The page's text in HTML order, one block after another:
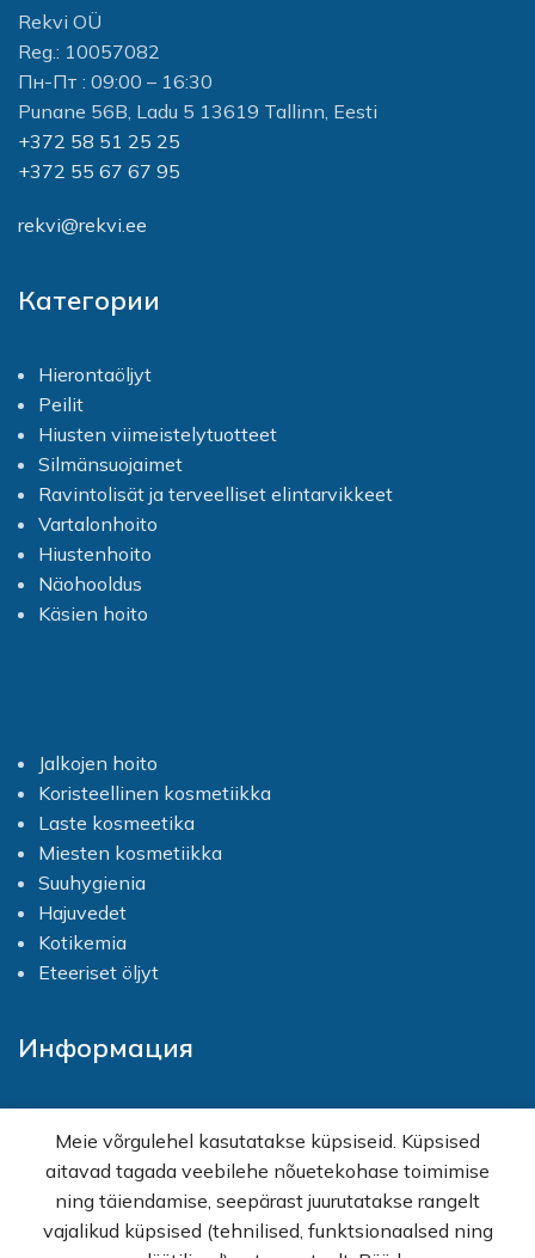
Rekvi OÜ
Reg.: 10057082
Пн-Пт : 09:00 – 16:30
Punane 56B, Ladu 5 13619 Tallinn, Eesti
+372 58 51 25 25
+372 55 67 67 95
rekvi@rekvi.ee
Категории
Hierontaöljyt
Peilit
Hiusten viimeistelytuotteet
Silmänsuojaimet
Ravintolisät ja terveelliset elintarvikkeet
Vartalonhoito
Hiustenhoito
Näohooldus
Käsien hoito
Jalkojen hoito
Koristeellinen kosmetiikka
Laste kosmeetika
Miesten kosmetiikka
Suuhygienia
Hajuvedet
Kotikemia
Eteeriset öljyt
Информация
Shop
Kampanjat
Tukku
Apua ostoksia varten
Meie võrgulehel kasutatakse küpsiseid. Küpsised
aitavad tagada veebilehe nõuetekohase toimimise
ning täiendamise, seepärast juurutatakse rangelt
vajalikud küpsised (tehnilised, funktsionaalsed ning